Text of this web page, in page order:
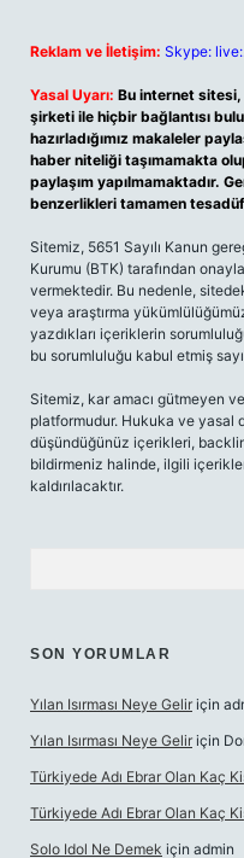
Reklam ve İletişim: Skype:
Yasal Uyarı: Bu internet sitesi,
şirketi ile hiçbir bağlantısı
hazırladığımız makaleler
haber niteliği taşımamakta
paylaşım yapılmamaktadır.
benzerlikleri tamamen
Sitemiz, 5651 Sayılı Kanun
Kurumu (BTK) tarafından
vermektedir. Bu nedenle,
veya araştırma
yazdıkları içeriklerin
bu sorumluluğu kabul etmiş
Sitemiz, kar amacı gütmeyen
platformudur. Hukuka ve yasal
düşündüğünüz içerikleri,
bildirmeniz halinde, ilgili
kaldırılacaktır.
SON YORUMLAR
Yılan Isırması Neye Gelir için
Yılan Isırması Neye Gelir için
Türkiyede Adı Ebrar Olan Kaç
Türkiyede Adı Ebrar Olan Kaç
Solo Idol Ne Demek için admin